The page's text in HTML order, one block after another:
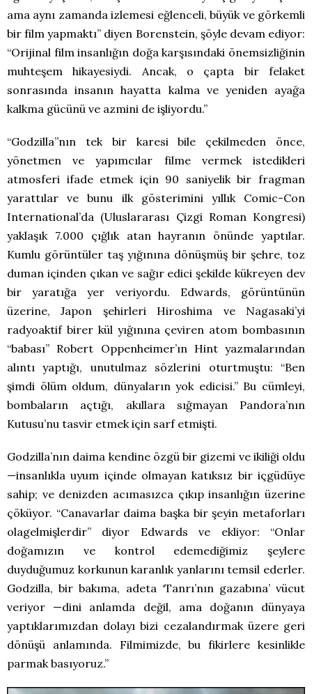
ama aynı zamanda izlemesi eğlenceli, büyük ve görkemli
bir film yapmaktı” diyen Borenstein, şöyle devam ediyor:
“Orijinal film insanlığın doğa karşısındaki önemsizliğinin
muhteşem hikayesiydi. Ancak, o çapta bir felaket
sonrasında insanın hayatta kalma ve yeniden ayağa
kalkma gücünü ve azmini de işliyordu.”
“Godzilla”nın tek bir karesi bile çekilmeden önce,
yönetmen ve yapımcılar filme vermek istedikleri
atmosferi ifade etmek için 90 saniyelik bir fragman
yarattılar ve bunu ilk gösterimini yıllık Comic-Con
International’da (Uluslararası Çizgi Roman Kongresi)
yaklaşık 7.000 çığlık atan hayranın önünde yaptılar.
Kumlu görüntüler taş yığınına dönüşmüş bir şehre, toz
duman içinden çıkan ve sağır edici şekilde kükreyen dev
bir yaratığa yer veriyordu. Edwards, görüntünün
üzerine, Japon şehirleri Hiroshima ve Nagasaki’yi
radyoaktif birer kül yığınına çeviren atom bombasının
“babası” Robert Oppenheimer’ın Hint yazmalarından
alıntı yaptığı, unutulmaz sözlerini oturtmuştu: “Ben
şimdi ölüm oldum, dünyaların yok edicisi.” Bu cümleyi,
bombaların açtığı, akıllara sığmayan Pandora’nın
Kutusu’nu tasvir etmek için sarf etmişti.
Godzilla’nın daima kendine özgü bir gizemi ve ikiliği oldu
—insanlıkla uyum içinde olmayan katıksız bir içgüdüye
sahip; ve denizden acımasızca çıkıp insanlığın üzerine
çöküyor. “Canavarlar daima başka bir şeyin metaforları
olagelmişlerdir” diyor Edwards ve ekliyor: “Onlar
doğamızın ve kontrol edemediğimiz şeylere
duyduğumuz korkunun karanlık yanlarını temsil ederler.
Godzilla, bir bakıma, adeta ‘Tanrı’nın gazabına’ vücut
veriyor —dini anlamda değil, ama doğanın dünyaya
yaptıklarımızdan dolayı bizi cezalandırmak üzere geri
dönüşü anlamında. Filmimizde, bu fikirlere kesinlikle
parmak basıyoruz.”